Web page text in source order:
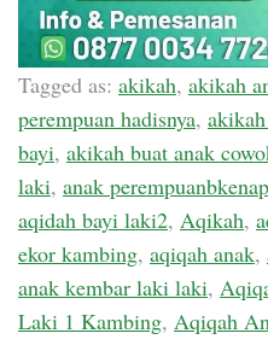
Tagged as: akikah, akikah
perempuan hadisnya,
bayi, akikah buat anak
laki, anak
aqidah bayi laki2, Aqikah,
ekor kambing, aqiqah anak,
anak kembar laki laki,
Laki 1 Kambing, Aqiqah